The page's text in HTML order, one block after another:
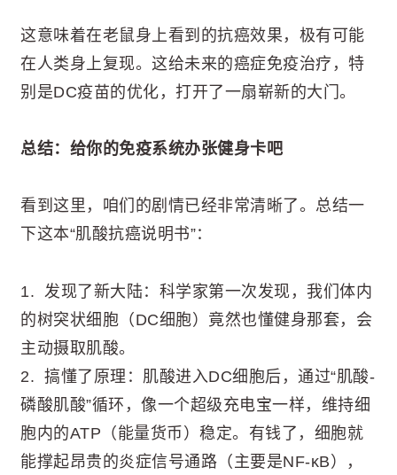
这意味着在老鼠身上看到的抗癌效果，极有可能
在人类身上复现。这给未来的癌症免疫治疗，特
别是DC疫苗的优化，打开了一扇崭新的大门。
总结：给你的免疫系统办张健身卡吧
看到这里，咱们的剧情已经非常清晰了。总结一
下这本“肌酸抗癌说明书”：
1. 发现了新大陆：科学家第一次发现，我们体内
的树突状细胞（DC细胞）竟然也懂健身那套，会
主动摄取肌酸。
2. 搞懂了原理：肌酸进入DC细胞后，通过“肌酸-
磷酸肌酸”循环，像一个超级充电宝一样，维持细
胞内的ATP（能量货币）稳定。有钱了，细胞就
能撑起昂贵的炎症信号通路（主要是NF-κB），